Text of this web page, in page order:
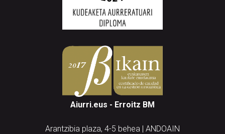
Aiurri.eus - Erroitz BM
Arantzibia plaza, 4-5 behea | ANDOAIN